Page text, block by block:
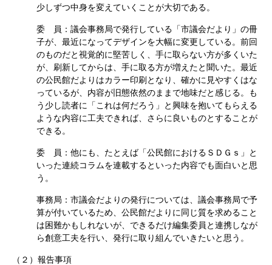
少しずつ中身を変えていくことが大切である。
委 員：議会事務局で発行している「市議会だより」の冊
子が、最近になってデザインを大幅に変更している。前回
のものだと視覚的に堅苦しく、手に取らない方が多くいた
が、刷新してからは、手に取る方が増えたと聞いた。最近
の公民館だよりはカラー印刷となり、確かに見やすくはな
っているが、内容が旧態依然のままで地味だと感じる。も
う少し読者に「これは何だろう」と興味を抱いてもらえる
ような内容に工夫できれば、さらに良いものとすることが
できる。
委 員：他にも、たとえば「公民館におけるＳＤＧｓ」と
いった連続コラムを連載するといった内容でも面白いと思
う。
事務局：市議会だよりの発行については、議会事務局で予
算が付いているため、公民館だよりに同じ質を求めること
は困難かもしれないが、できるだけ編集委員と連携しなが
ら創意工夫を行い、発行に取り組んでいきたいと思う。
（２）報告事項